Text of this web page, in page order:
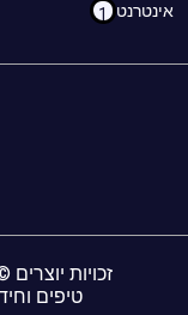
1
זכויות יוצרים © 2024 | כל הזכויות שמורות | יומי ב
טיפים